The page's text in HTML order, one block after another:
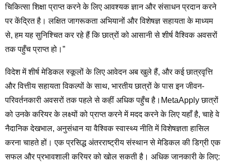
चिकित्सा शिक्षा प्राप्त करने के लिए आवश्यक ज्ञान और संसाधन प्रदान करने
पर केंद्रित है। लक्षित जागरूकता अभियानों और विशेषज्ञ सहायता के माध्यम
से, हम यह सुनिश्चित कर रहे हैं कि छात्रों को आसानी से शीर्ष वैश्विक अवसरों
तक पहुँच प्राप्त हो।”
विदेश में शीर्ष मेडिकल स्कूलों के लिए आवेदन अब खुले हैं, और कई छात्रवृत्ति
और वित्तीय सहायता विकल्पों के साथ, भारतीय छात्रों के पास इन जीवन-
परिवर्तनकारी अवसरों तक पहले से कहीं अधिक पहुँच है।MetaApply छात्रों
को उनके करियर के लक्ष्यों को प्राप्त करने में मदद करने के लिए यहाँ है, चाहे वे
नैदानिक देखभाल, अनुसंधान या वैश्विक स्वास्थ्य नीति में विशेषज्ञता हासिल
करना चाहते हों। एक प्रसिद्ध अंतरराष्ट्रीय संस्थान से मेडिकल की डिग्री एक
सफल और प्रभावशाली करियर को खोल सकती है। अधिक जानकारी के लिए: